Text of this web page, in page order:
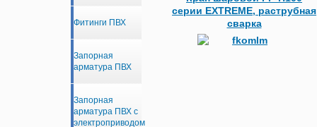
серии EXTREME, раструбная
сварка
Фитинги ПВХ
Запорная
арматура ПВХ
Запорная
арматура ПВХ с
электроприводом